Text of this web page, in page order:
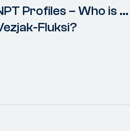
Profiles – Who is
Fluksi?